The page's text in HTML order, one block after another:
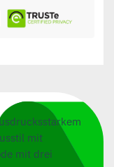
mit
mit drei